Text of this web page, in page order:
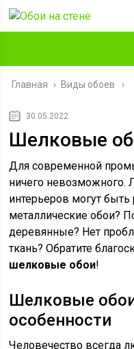
Главная › Виды обоев
30.05.2022
Шелковые
Для современной
ничего
интерьеров могут
металлические обои?
деревянные? Нет
ткань? Обратите
шелковые обои!
Шелковые
особенности
Человечество всегда